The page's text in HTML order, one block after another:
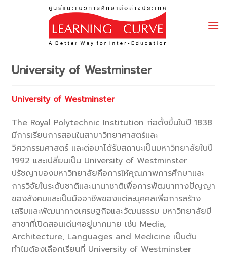
University of Westminster
University of Westminster
The Royal Polytechnic Institution ก่อตั้งขึ้นในปี 1838
มีการเรียนการสอนในสาขาวิทยาศาสตร์และ
วิศวกรรมศาสตร์ และต่อมาได้รับสถานะเป็นมหาวิทยาลัยในปี
1992 และเปลี่ยนเป็น University of Westminster
ปรัชญาของมหาวิทยาลัยคือการให้คุณภาพการศึกษาและ
การวิจัยในระดับชาติและนานาชาติเพื่อการพัฒนาทางปัญญา
ของสังคมและเป็นมืออาชีพของแต่ละบุคคลเพื่อการสร้าง
เสริมและพัฒนาทางเศรษฐกิจและวัฒนธรรม มหาวิทยาลัยมี
สาขาที่เปิดสอนเด่นๆอยู่มากมาย เช่น Media,
Architecture, Languages and Medicine เป็นต้น
ทำไมต้องเลือกเรียนที่ University of Westminster